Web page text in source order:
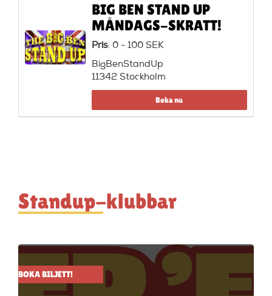
BIG BEN STAND UP
MÅNDAGS-SKRATT!
Pris: 0 - 100 SEK
BigBenStandUp
11342 Stockholm
Boka nu
Standup-klubbar
BOKA BILJETT!